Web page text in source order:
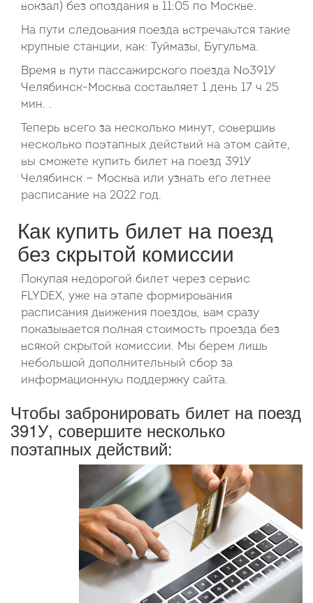
вокзал) без опоздания в 11:05 по Москве.
На пути следования поезда встречаются такие
крупные станции, как: Туймазы, Бугульма.
Время в пути пассажирского поезда №391У
Челябинск-Москва составляет 1 день 17 ч 25
мин. .
Теперь всего за несколько минут, совершив
несколько поэтапных действий на этом сайте,
вы сможете купить билет на поезд 391У
Челябинск — Москва или узнать его летнее
расписание на 2022 год.
Как купить билет на поезд
без скрытой комиссии
Покупая недорогой билет через сервис
FLYDEX, уже на этапе формирования
расписания движения поездов, вам сразу
показывается полная стоимость проезда без
всякой скрытой комиссии. Мы берем лишь
небольшой дополнительный сбор за
информационную поддержку сайта.
Чтобы забронировать билет на поезд
391У, совершите несколько
поэтапных действий: